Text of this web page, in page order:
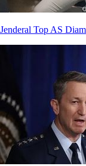
Jenderal Top AS